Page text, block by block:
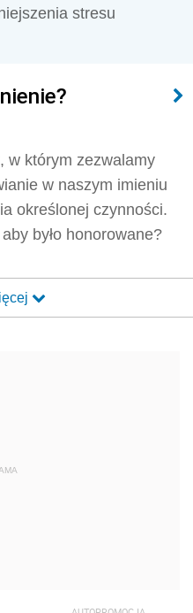
stresu
w którym zezwalamy
w naszym imieniu
określonej czynności.
było honorowane?